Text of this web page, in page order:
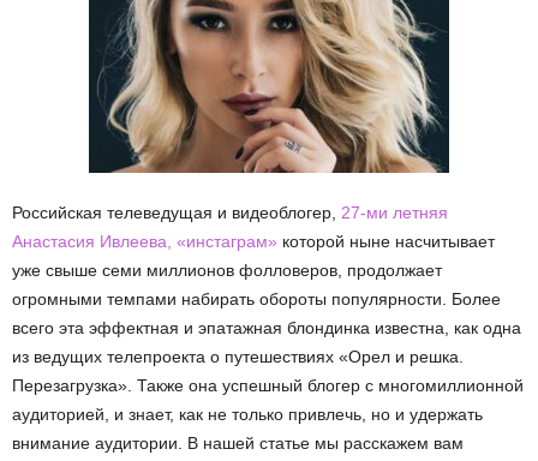
Российская телеведущая и видеоблогер, 27-ми летняя
Анастасия Ивлеева, «инстаграм» которой ныне насчитывает
уже свыше семи миллионов фолловеров, продолжает
огромными темпами набирать обороты популярности. Более
всего эта эффектная и эпатажная блондинка известна, как одна
из ведущих телепроекта о путешествиях «Орел и решка.
Перезагрузка». Также она успешный блогер с многомиллионной
аудиторией, и знает, как не только привлечь, но и удержать
внимание аудитории. В нашей статье мы расскажем вам